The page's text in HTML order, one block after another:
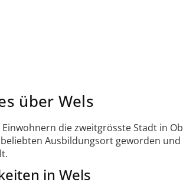
über Wels
Einwohnern die zweitgrösste Stadt in
Ausbildungsort geworden
in Wels